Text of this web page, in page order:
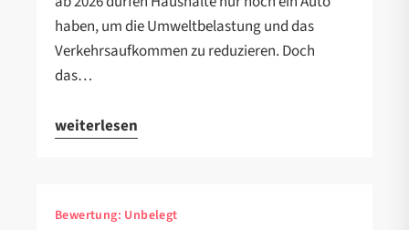
haben, um die Umweltbelastung und das
Verkehrsaufkommen zu reduzieren. Doch
das…
weiterlesen
Bewertung: Unbelegt